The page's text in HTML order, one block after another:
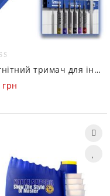
Магнітний тримач для інструментів Mechanic MAG25
грн